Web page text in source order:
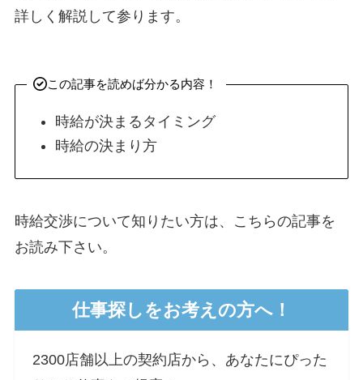
詳しく解説して参ります。
この記事を読めば分かる内容！
時給が決まるタイミング
時給の決まり方
時給交渉について知りたい方は、こちらの記事を
お読み下さい。
仕事探しをお考えの方へ！
2300店舗以上の契約店から、あなたにぴった